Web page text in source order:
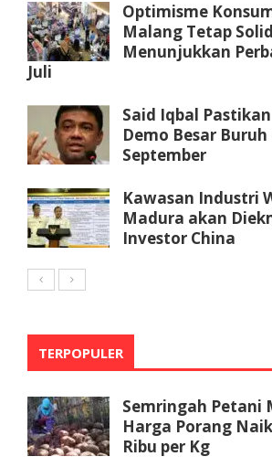
Optimisme
Malang Tetap
Menunjukkan
Juli
Said Iqbal
Demo Besar
September
Kawasan Industri
Madura akan
Investor China
TERPOPULER
Semringah Petani
Harga Porang
Ribu per Kg